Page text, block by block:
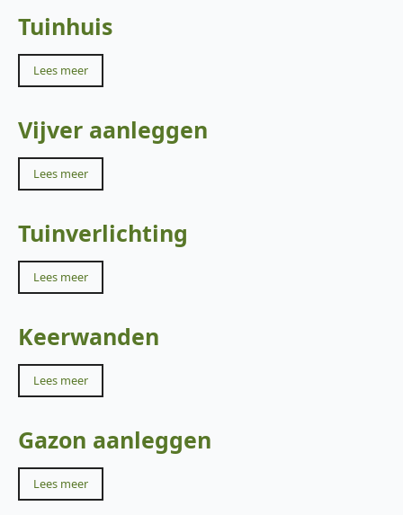
Tuinhuis
Lees meer
Vijver aanleggen
Lees meer
Tuinverlichting
Lees meer
Keerwanden
Lees meer
Gazon aanleggen
Lees meer